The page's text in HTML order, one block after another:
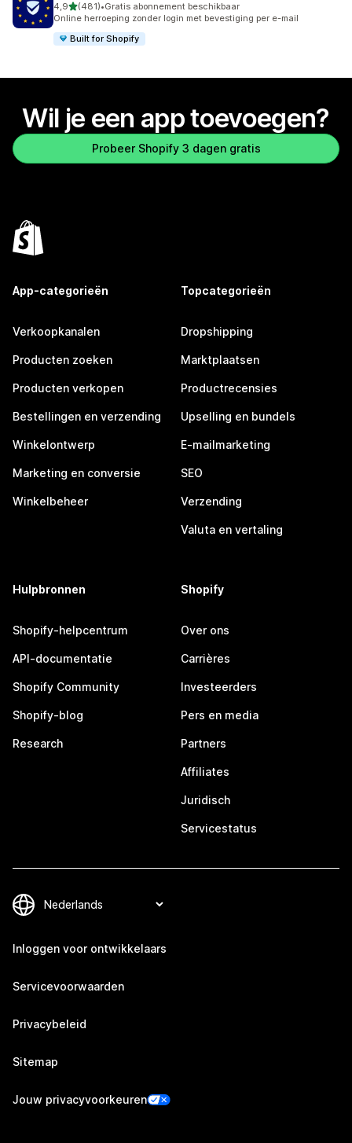
4,9van 5 sterren
(481)
481 recensies in totaal
•Gratis abonnement beschikbaar
Online herroeping zonder login met bevestiging per e-mail
Built for Shopify
Wil je een app toevoegen?
Probeer Shopify 3 dagen gratis
App-categorieën
Verkoopkanalen
Producten zoeken
Producten verkopen
Bestellingen en verzending
Winkelontwerp
Marketing en conversie
Winkelbeheer
Topcategorieën
Dropshipping
Marktplaatsen
Productrecensies
Upselling en bundels
E-mailmarketing
SEO
Verzending
Valuta en vertaling
Hulpbronnen
Shopify-helpcentrum
API-documentatie
Shopify Community
Shopify-blog
Research
Shopify
Over ons
Carrières
Investeerders
Pers en media
Partners
Affiliates
Juridisch
Servicestatus
Inloggen voor ontwikkelaars
Servicevoorwaarden
Privacybeleid
Sitemap
Jouw privacyvoorkeuren